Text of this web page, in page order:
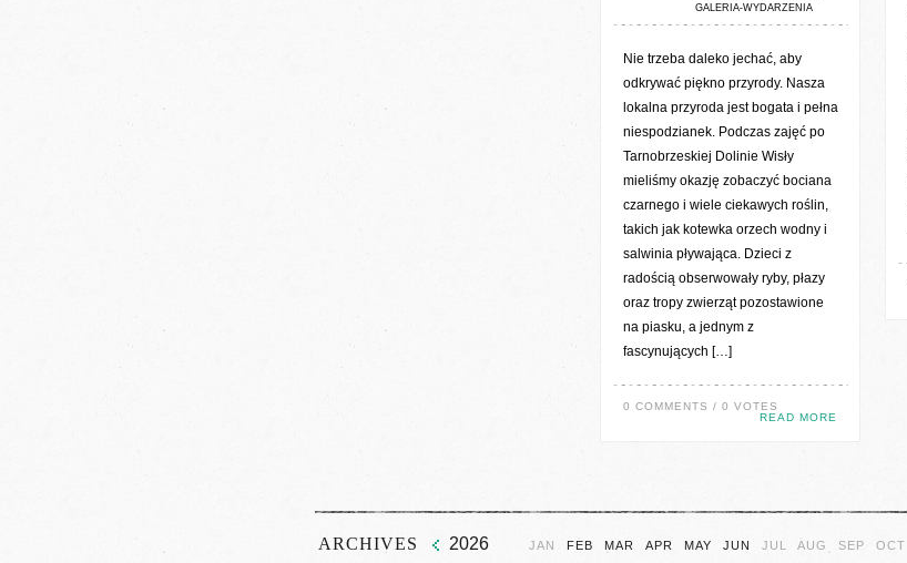
GALERIA-WYDARZENIA
Nie trzeba daleko jechać, aby
odkrywać piękno przyrody. Nasza
lokalna przyroda jest bogata i pełna
niespodzianek. Podczas zajęć po
Tarnobrzeskiej Dolinie Wisły
mieliśmy okazję zobaczyć bociana
czarnego i wiele ciekawych roślin,
takich jak kotewka orzech wodny i
salwinia pływająca. Dzieci z
radością obserwowały ryby, płazy
oraz tropy zwierząt pozostawione
na piasku, a jednym z
fascynujących […]
0 COMMENTS / 0 VOTES
READ MORE
ARCHIVES 2026 JAN FEB MAR APR MAY JUN JUL AUG SEP OCT